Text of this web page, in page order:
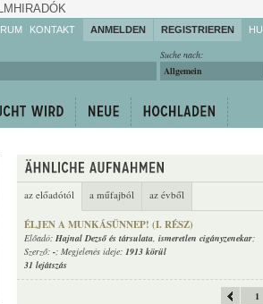
mit!
KONTAKT ANMELDEN REGISTRIEREN HU
Suche nach:
Allgemein
az előadótól a műfajból az évből
ÉLJEN A MUNKÁSÜNNEP! (I. RÉSZ)
Előadó: Hajnal Dezső és társulata, ismeretlen cigányzenekar;
Szerző: -; Megjelenés ideje: 1913 körül
31 lejátszás
1